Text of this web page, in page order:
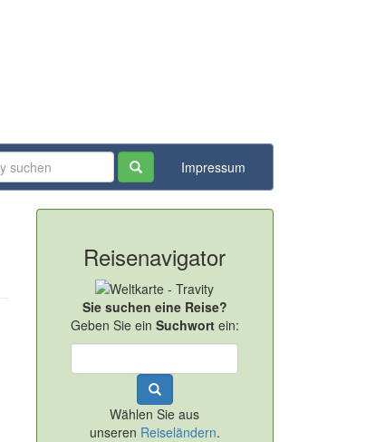
Impressum
Reisenavigator
Sie suchen eine Reise?
Geben Sie ein Suchwortein:
Wählen Sie aus
unseren Reiseländern.